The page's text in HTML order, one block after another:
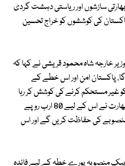
سازشوں اور ریاستی دہشت گردی
کی کوششوں کو خراج تحسین
خارجہ شاہ محمود قریشی نے کہا کہ
پاکستان امن اور اس خطے کے
غیر مستحکم کرنے کی کوشش کر رہا
ہے لیکن اس کو ناکامی کا سامنا کرنا پڑے گا، بھارت نے اس کے لیے 80 ارب روپے
کی حفاظت کریں گے اور اس
منصوبہ پورے خطہ کے لیے فائدہ